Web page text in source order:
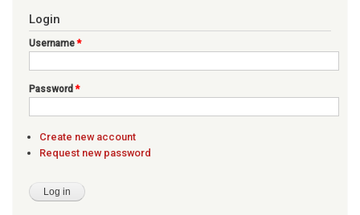
Login
Username*
Password*
Create new account
Request new password